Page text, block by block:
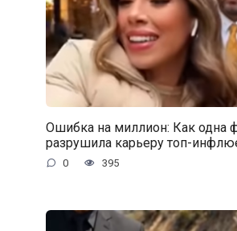
Ошибка на миллион: Как одна
разрушила карьеру топ-
0 395